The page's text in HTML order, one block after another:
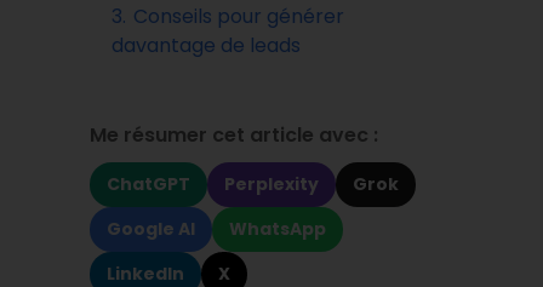
3. Conseils pour générer
davantage de leads
Me résumer cet article avec :
ChatGPT Perplexity
Grok
Google AI
WhatsApp
LinkedIn
X